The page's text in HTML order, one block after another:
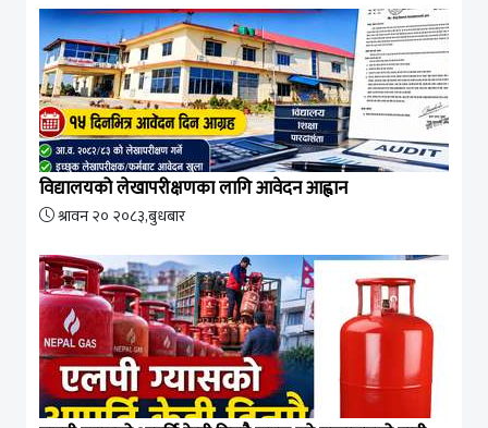
विद्यालयको लेखापरीक्षणका लागि आवेदन आह्वान
श्रावन २० २०८३,बुधबार